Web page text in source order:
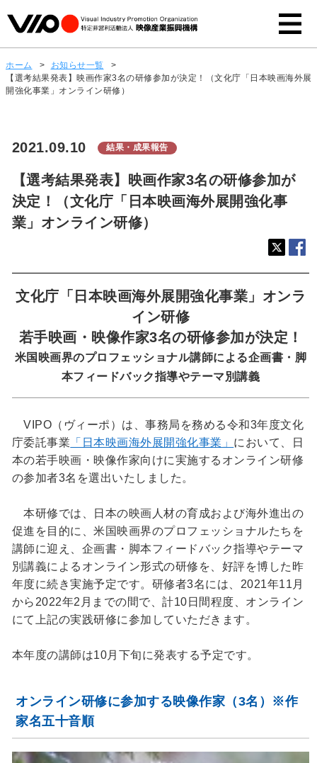
ホーム > お知らせ一覧
>
【選考結果発表】映画作家3名の研修参加が決定！（文化庁「日本映画海外展
開強化事業」オンライン研修）
2021.09.10 結果・成果報告
【選考結果発表】映画作家3名の研修参加が
決定！（文化庁「日本映画海外展開強化事
業」オンライン研修）
文化庁「日本映画海外展開強化事業」オンラ
イン研修
若手映画・映像作家3名の研修参加が決定！
米国映画界のプロフェッショナル講師による企画書・脚
本フィードバック指導やテーマ別講義
VIPO（ヴィーポ）は、事務局を務める令和3年度文化
庁委託事業 「日本映画海外展開強化事業」 において、日
本の若手映画・映像作家向けに実施するオンライン研修
の参加者3名を選出いたしました。
本研修では、日本の映画人材の育成および海外進出の
促進を目的に、米国映画界のプロフェッショナルたちを
講師に迎え、企画書・脚本フィードバック指導やテーマ
別講義によるオンライン形式の研修を、好評を博した昨
年度に続き実施予定です。研修者3名には、2021年11月
から2022年2月までの間で、計10日間程度、オンライン
にて上記の実践研修に参加していただきます。
本年度の講師は10月下旬に発表する予定です。
オンライン研修に参加する映像作家（3名）※作
家名五十音順